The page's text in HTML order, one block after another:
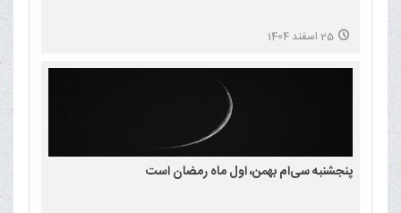
25 اسفند 1404
پنجشنبه سی‌ام بهمن، اول ماه رمضان است